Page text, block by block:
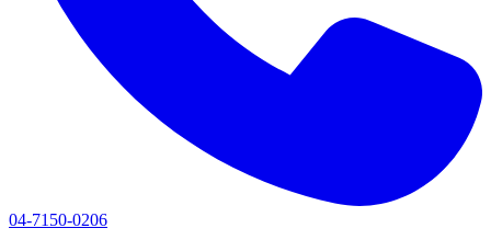
04-7150-0206